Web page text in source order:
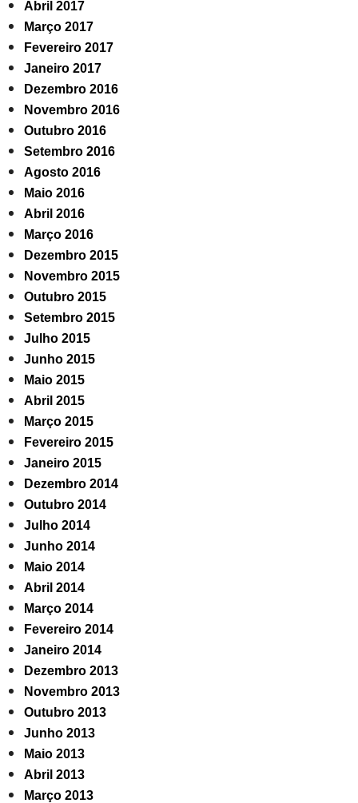
Abril 2017
Março 2017
Fevereiro 2017
Janeiro 2017
Dezembro 2016
Novembro 2016
Outubro 2016
Setembro 2016
Agosto 2016
Maio 2016
Abril 2016
Março 2016
Dezembro 2015
Novembro 2015
Outubro 2015
Setembro 2015
Julho 2015
Junho 2015
Maio 2015
Abril 2015
Março 2015
Fevereiro 2015
Janeiro 2015
Dezembro 2014
Outubro 2014
Julho 2014
Junho 2014
Maio 2014
Abril 2014
Março 2014
Fevereiro 2014
Janeiro 2014
Dezembro 2013
Novembro 2013
Outubro 2013
Junho 2013
Maio 2013
Abril 2013
Março 2013